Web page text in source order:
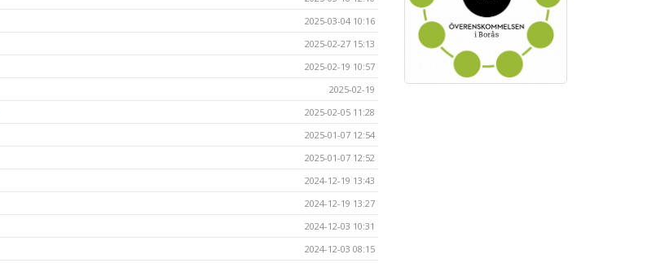
2025-03-04 10:16
2025-02-27 15:13
2025-02-19 10:57
2025-02-19
2025-02-05 11:28
2025-01-07 12:54
2025-01-07 12:52
2024-12-19 13:43
2024-12-19 13:27
2024-12-03 10:31
2024-12-03 08:15